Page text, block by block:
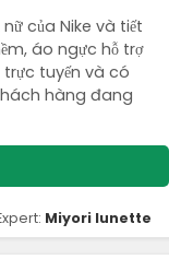
của Nike và tiết
áo ngực hỗ trợ
tuyến và có
hàng đang
Miyori lunette